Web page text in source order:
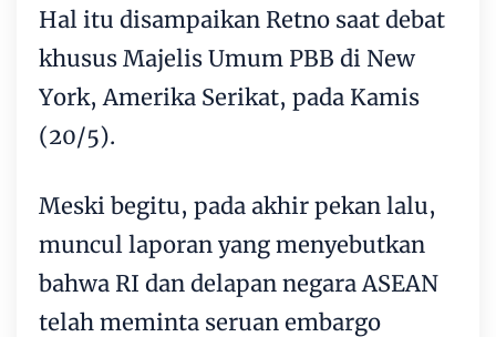
Hal itu disampaikan Retno saat debat
khusus Majelis Umum PBB di New
York, Amerika Serikat, pada Kamis
(20/5).
Meski begitu, pada akhir pekan lalu,
muncul laporan yang menyebutkan
bahwa RI dan delapan negara ASEAN
telah meminta seruan embargo